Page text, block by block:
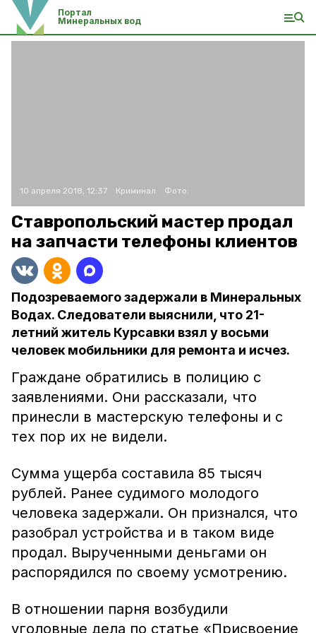
Портал
Минеральных вод
10 апреля 2018, 12:37 Криминал Фото:
Ставропольский мастер продал
на запчасти телефоны клиентов
Подозреваемого задержали в Минеральных
Водах. Следователи выяснили, что 21-
летний житель Курсавки взял у восьми
человек мобильники для ремонта и исчез.
Граждане обратились в полицию с
заявлениями. Они рассказали, что
принесли в мастерскую телефоны и с
тех пор их не видели.
Сумма ущерба составила 85 тысяч
рублей. Ранее судимого молодого
человека задержали. Он признался, что
разобрал устройства и в таком виде
продал. Вырученными деньгами он
распорядился по своему усмотрению.
В отношении парня возбудили
уголовные дела по статье «Присвоение